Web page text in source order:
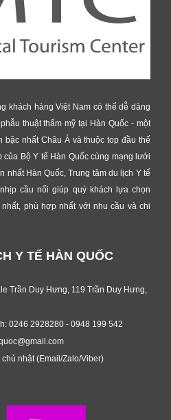
khách hàng Việt Nam có thể dễ dàng
thuật thẩm mỹ tại Hàn Quốc - một
nhất Châu Á và thuộc top đầu thế
Bộ Y tế Hàn Quốc cùng mạng lưới
nhất Hàn Quốc, Trung tâm du lịch Y tế
cầu nối giúp quý khách lựa chọn
phù hợp nhất với nhu cầu và chi
Y TẾ HÀN QUỐC
Trần Duy Hưng, 119 Trần Duy Hưng,
0246 2928280 - 0948 199 542
nhật (Email/Zalo/Viber)